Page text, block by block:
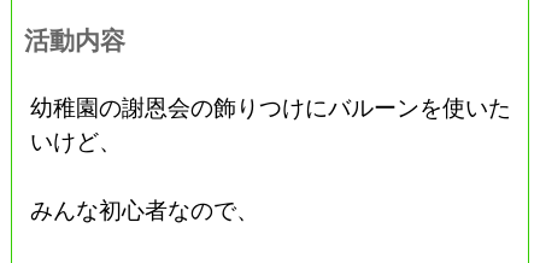
活動内容
幼稚園の謝恩会の飾りつけにバルーンを使いた
いけど、
みんな初心者なので、